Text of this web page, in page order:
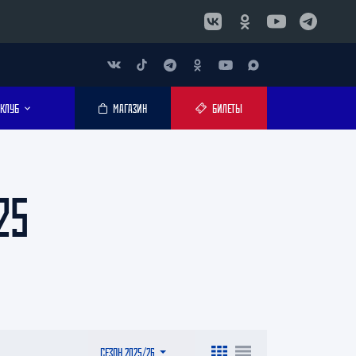
КЛУБ МАГАЗИН БИЛЕТЫ
СЕЗОН 2025/26